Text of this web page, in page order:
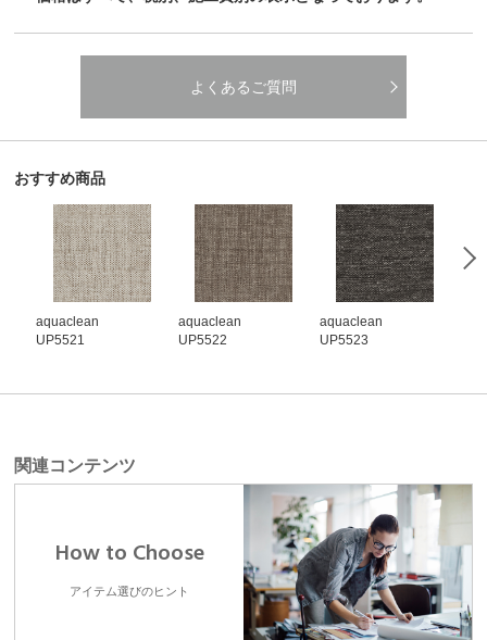
よくあるご質問
おすすめ商品
aquaclean
UP5521
aquaclean
UP5522
aquaclean
UP5523
関連コンテンツ
How to Choose
アイテム選びのヒント